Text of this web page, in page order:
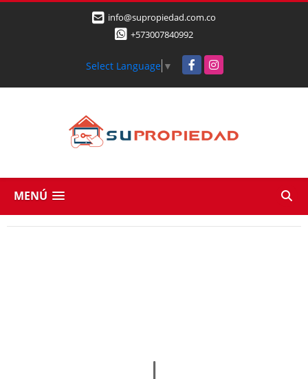
info@supropiedad.com.co
+573007840992
Select Language ▼ FacebookInstagram
MENÚ